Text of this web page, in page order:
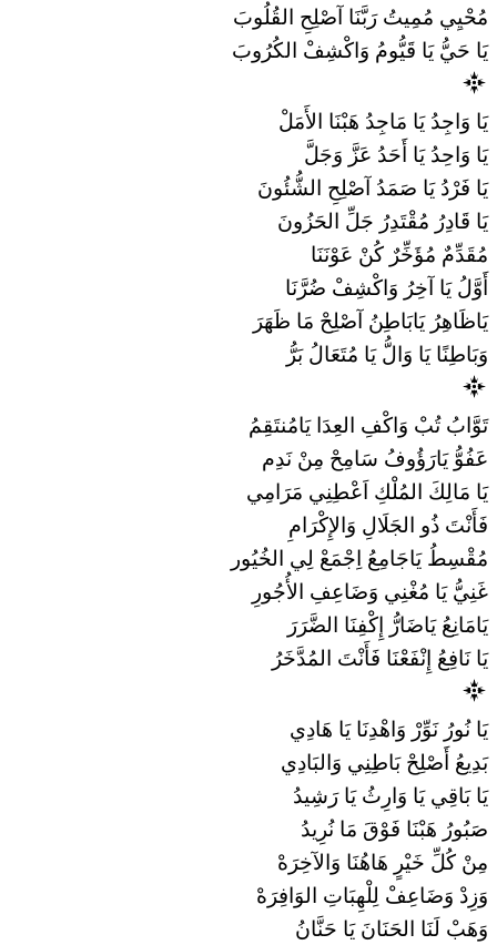
مُحْيِي مُمِيتُ رَبَّنَا آصْلِحِ القُلُوبَ
يَا حَيُّ يَا قَيُّومُ وَاكْشِفْ الكُرُوبَ
يَا وَاجِدُ يَا مَاجِدُ هَبْنَا الأَمَلْ
يَا وَاحِدُ يَا أَحَدُ عَزَّ وَجَلَّ
يَا فَرْدُ يَا صَمَدُ آصْلِحِ الشُّئُونَ
يَا قَادِرُ مُقْتَدِرُ جَلِّ الحَزُونَ
مُقَدِّمٌ مُؤَخِّرٌ كُنْ عَوْنَنَا
أَوَّلُ يَا آخِرُ وَاكْشِفْ ضُرَّنَا
يَاظَاهِرُ يَابَاطِنُ آصْلِحْ مَا ظَهَرَ
وَبَاطِنًا يَا وَالُّ يَا مُتَعَالُ بَرُّ
تَوَّابُ تُبْ وَاكْفِ العِدَا يَامُنتَقِمُ
عَفُوُّ يَارَؤُوفُ سَامِحْ مِنْ نَدِم
يَا مَالِكَ المُلْكِ اَعْطِنِي مَرَامِي
فَأَنْتَ ذُو الجَلَالِ وَالإِكْرَامِ
مُقْسِطُ يَاجَامِعُ اِجْمَعْ لِي الخُيُور
غَنِيُّ يَا مُغْنِي وَضَاعِفِ الأُجُورِ
يَامَانِعُ يَاضَارُّ إِكْفِنَا الضَّرَرَ
يَا نَافِعُ إِنْفَعْنَا فَأَنْتَ المُدَّخَرُ
يَا نُورُ نَوِّرْ وَاهْدِنَا يَا هَادِي
بَدِيعُ أَصْلِحْ بَاطِنِي وَالبَادِي
يَا بَاقِي يَا وَارِثُ يَا رَشِيدُ
صَبُورُ هَبْنَا فَوْقَ مَا نُرِيدُ
مِنْ كُلِّ خَيْرٍ هَاهُنَا وَالآخِرَهْ
وَزِدْ وَضَاعِفْ لِلْهِبَاتِ الوَافِرَهْ
وَهَبْ لَنَا الحَنَانَ يَا حَنَّانُ